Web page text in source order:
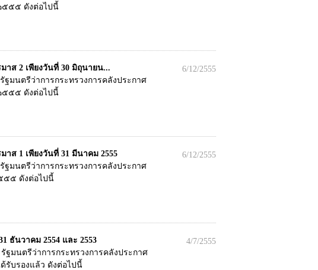
๕๕๕ ดังต่อไปนี้
าส 2 เพียงวันที่ 30 มิถุนายน...
นตรีว่าการกระทรวงการคลังประกาศ
๕๕๕ ดังต่อไปนี้
6/12/2555
าส 1 เพียงวันที่ 31 มีนาคม 2555
นตรีว่าการกระทรวงการคลังประกาศ
๕๕ ดังต่อไปนี้
6/12/2555
ธันวาคม 2554 และ 2553
มนตรีว่าการกระทรวงการคลังประกาศ
บรองแล้ว ดังต่อไปนี้
4/7/2555